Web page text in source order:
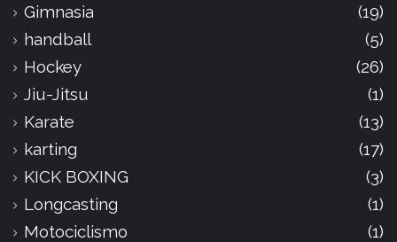
Gimnasia
(19)
handball
(5)
Hockey
(26)
Jiu-Jitsu
(1)
Karate
(13)
karting
(17)
KICK BOXING
(3)
Longcasting
(1)
Motociclismo
(1)